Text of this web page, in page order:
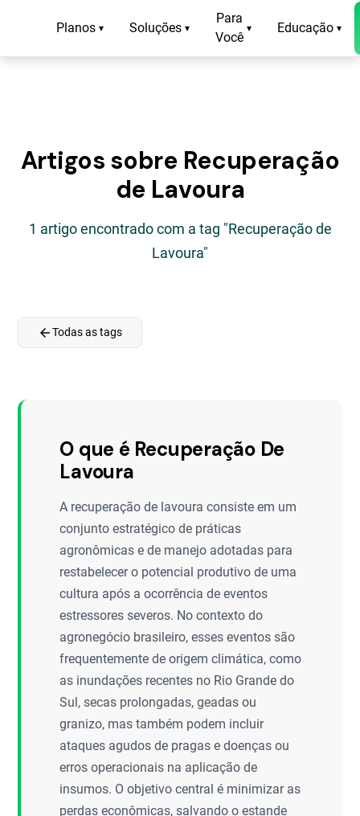
Planos ▾ Soluções ▾
Para
Você
▾ Educação ▾
Artigos sobre Recuperação
de Lavoura
1 artigo encontrado com a tag "Recuperação de
Lavoura"
arrow_backTodas as tags
O que é Recuperação De
Lavoura
A recuperação de lavoura consiste em um
conjunto estratégico de práticas
agronômicas e de manejo adotadas para
restabelecer o potencial produtivo de uma
cultura após a ocorrência de eventos
estressores severos. No contexto do
agronegócio brasileiro, esses eventos são
frequentemente de origem climática, como
as inundações recentes no Rio Grande do
Sul, secas prolongadas, geadas ou
granizo, mas também podem incluir
ataques agudos de pragas e doenças ou
erros operacionais na aplicação de
insumos. O objetivo central é minimizar as
perdas econômicas, salvando o estande